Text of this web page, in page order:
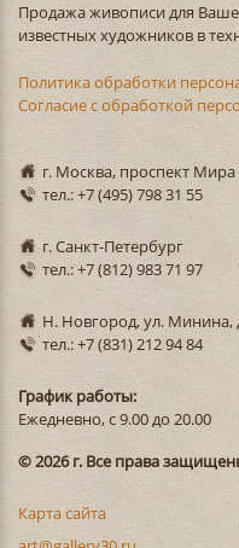
Продажа живописи для
известных художников в
Политика обработки
Согласие с обработкой
г. Москва, проспект Мира
тел.: +7 (495) 798 31 55
г. Санкт-Петербург
тел.: +7 (812) 983 71 97
Н. Новгород, ул. Минина,
тел.: +7 (831) 212 94 84
График работы:
Ежедневно, с 9.00 до 20.00
© 2026 г. Все права
Карта сайта